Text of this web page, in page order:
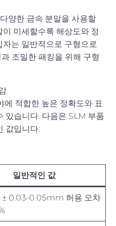
양한 금속 분말을 사용할
미세할수록 해상도와 정
는 일반적으로 구형으로
조밀한 패킹을 위해 구형
에 적합한 높은 정확도와 표
있습니다. 다음은 SLM 부품
값입니다:
일반적인 값
± 0.03-0.05mm 허용 오차